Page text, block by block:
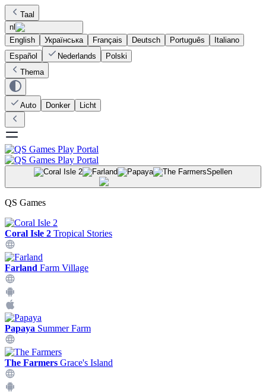
Taal
nl
English
Українська Français Deutsch Português
Italiano
Español
Nederlands
Polski
Thema
Auto Donker Licht
Spellen
QS Games
Coral Isle 2 Tropical Stories
Farland Farm Village
Papaya Summer Farm
The Farmers Grace's Island